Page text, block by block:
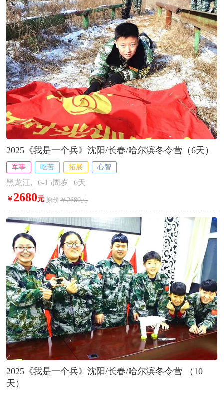
2025《我是一个兵》沈阳/长春/哈尔滨冬令营（6天）
军事 吃苦 拓展 心智
黑龙江, | 6-15周岁 | 6天
￥ 2680元 原价￥2680元
2025《我是一个兵》沈阳/长春/哈尔滨冬令营 （10
天）